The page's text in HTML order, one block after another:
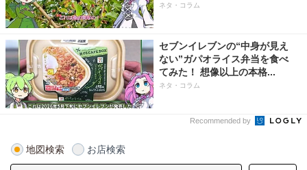
ネタ・コラム
セブンイレブンの“中身が見え
ない”ガパオライス弁当を食べ
てみた！ 想像以上の本格...
ネタ・コラム
Recommended by
地図検索 お店検索